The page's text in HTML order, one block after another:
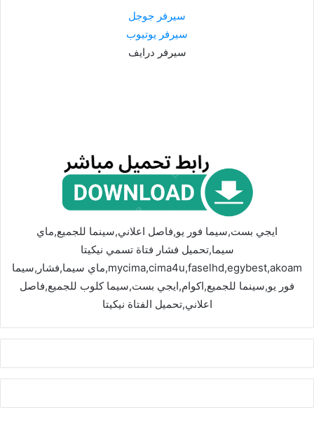
سيرفر جوجل
سيرفر يوتيوب
سيرفر درايف
ايجي بست,سيما فور يو,فاصل اعلاني,سينما للجميع,ماي
سيما,تحميل فشار فتاة تسمي نيكيتا
mycima,cima4u,faselhd,egybest,akoam,ماي سيما,فشار,سيما
فور يو,سينما للجميع,اكوام,ايجي بست,سيما كلوب للجميع,فاصل
اعلاني,تحميل الفتاة نيكيتا